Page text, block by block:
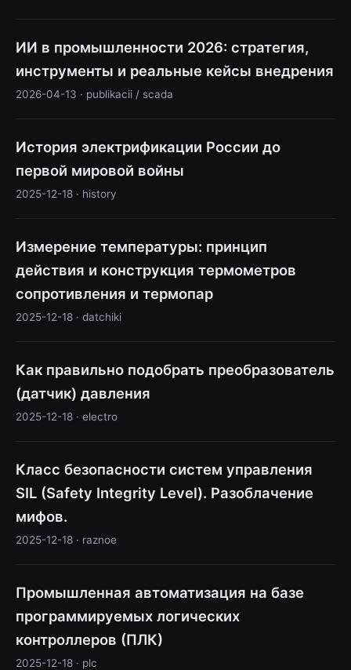
ИИ в промышленности 2026: стратегия,
инструменты и реальные кейсы внедрения
2026-04-13 · publikacii / scada
История электрификации России до
первой мировой войны
2025-12-18 · history
Измерение температуры: принцип
действия и конструкция термометров
сопротивления и термопар
2025-12-18 · datchiki
Как правильно подобрать преобразователь
(датчик) давления
2025-12-18 · electro
Класс безопасности систем управления
SIL (Safety Integrity Level). Разоблачение
мифов.
2025-12-18 · raznoe
Промышленная автоматизация на базе
программируемых логических
контроллеров (ПЛК)
2025-12-18 · plc